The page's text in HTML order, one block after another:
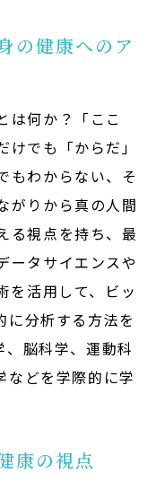
の健康へのア
は何か？「ここ
けでも「からだ」
もわからない、そ
がりから真の人間
る視点を持ち、最
ータサイエンスや
を活用して、ビッ
に分析する方法を
脳科学、運動科
などを学際的に学
康の視点